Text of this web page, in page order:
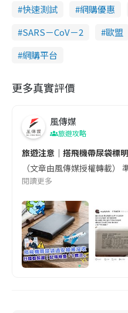
快速測試
網購優惠
SARS－CoV－2
歐盟
網購平台
更多真實評價
風傳媒
旅遊攻略
旅遊注意｜搭飛機帶尿袋標
（文章由風傳媒授權轉載
閱讀更多